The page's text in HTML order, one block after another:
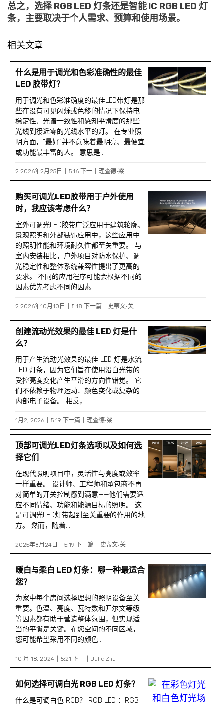
总之，选择 RGB LED 灯条还是智能 IC RGB LED 灯
条，主要取决于个人需求、预算和使用场景。
相关文章
什么是用于调光和色彩准确性的最佳
LED 胶带灯？
用于调光和色彩准确度的最佳LED带灯是那
些在没有可见闪烁或色移的情况下保持电
稳定性、光谱一致性和感知平滑度的那些
光线到接近零的光线水平的灯。 在专业照
明方面，“最好”并不意味着最明亮、最便宜
或功能最丰富的人。 意思是...
2 2026年2月25日 5:16 下一 理查德·梁
购买可调光LED胶带用于户外使用
时，我应该考虑什么？
室外可调光LED胶带广泛应用于建筑轮廓、
景观照明和外部装饰应用中，这些应用中
的照明性能和环境耐久性都至关重要。 与
室内安装相比，户外项目对防水保护、调
光稳定性和整体系统兼容性提出了更高的
要求。 不同的应用程序可能会根据不同的
因素优先考虑不同的因素...
2 2026年10月10日 5:18 下一篇 史蒂文·关
创建流动光效果的最佳 LED 灯是什
么？
用于产生流动光效果的最佳 LED 灯是水流
LED 灯条，因为它们旨在使用沿白光带的
受控亮度变化产生平滑的方向性错觉。 它
们不依赖于物理运动、颜色变化或复杂的
内部电子设备。 相反，...
1月2, 2026 5:19 下一篇 理查德·梁
顶部可调光LED灯条选项以及如何选
择它们
在现代照明项目中，灵活性与亮度或效率
一样重要。 设计师、工程师和承包商不再
对简单的开关控制感到满意——他们需要适
应不同情绪、功能和能源目标的照明。 这
是可调光LED灯带起到至关重要的作用的地
方。 然而，随着...
2025年8月24日 5:19 下一篇 史蒂文·关
暖白与柔白 LED 灯条：哪一种最适合
您？
为家中每个房间选择理想的照明设备至关
重要。色温、亮度、瓦特数和开尔文等级
等因素都有助于营造整体氛围，但实现适
当的平衡是关键。在您空间的不同区域，
您可能希望采用不同的颜色...
10 月 18, 2024 5:21 下一 Julie Zhu
如何选择可调白光 RGB LED 灯条？
什么是可调白色 RGB？ RGB LED ：RGB